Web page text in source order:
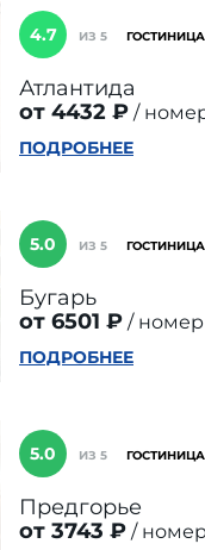
4.7 ИЗ 5
Атлантида
от 4432 ₽
ПОДРОБНЕЕ
5.0 ИЗ 5
Бугарь
от 6501 ₽
номер
ПОДРОБНЕЕ
5.0 ИЗ 5
Предгорье
от 3743 ₽
номер